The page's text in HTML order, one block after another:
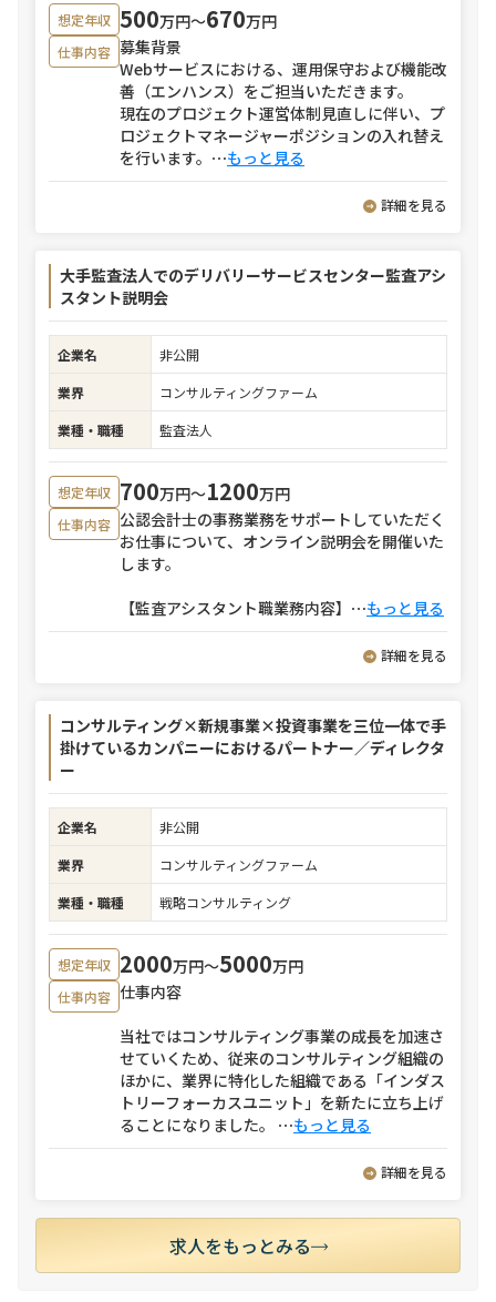
想定年収 500万円〜670万円
仕事内容 募集背景
Webサービスにおける、運用保守および機能改
善（エンハンス）をご担当いただきます。
現在のプロジェクト運営体制見直しに伴い、プ
ロジェクトマネージャーポジションの入れ替え
を行います。 ⋯もっと見る
詳細を見る
大手監査法人でのデリバリーサービスセンター監査アシ
スタント説明会
企業名
非公開
業界
コンサルティングファーム
業種・職種
監査法人
想定年収 700万円〜1200万円
仕事内容 公認会計士の事務業務をサポートしていただく
お仕事について、オンライン説明会を開催いた
します。
【監査アシスタント職業務内容】 ⋯もっと見る
詳細を見る
コンサルティング×新規事業×投資事業を三位一体で手
掛けているカンパニーにおけるパートナー／ディレクタ
ー
企業名
非公開
業界
コンサルティングファーム
業種・職種
戦略コンサルティング
想定年収 2000万円〜5000万円
仕事内容 仕事内容
当社ではコンサルティング事業の成長を加速さ
せていくため、従来のコンサルティング組織の
ほかに、業界に特化した組織である「インダス
トリーフォーカスユニット」を新たに立ち上げ
ることになりました。 ⋯もっと見る
詳細を見る
求人をもっとみる